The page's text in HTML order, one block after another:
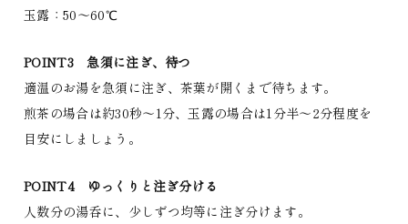
玉露：50〜60℃
POINT3 急須に注ぎ、待つ
適温のお湯を急須に注ぎ、茶葉が開くまで待ちます。
煎茶の場合は約30秒〜1分、玉露の場合は1分半〜2分程度を
目安にしましょう。
POINT4 ゆっくりと注ぎ分ける
人数分の湯呑に、少しずつ均等に注ぎ分けます。